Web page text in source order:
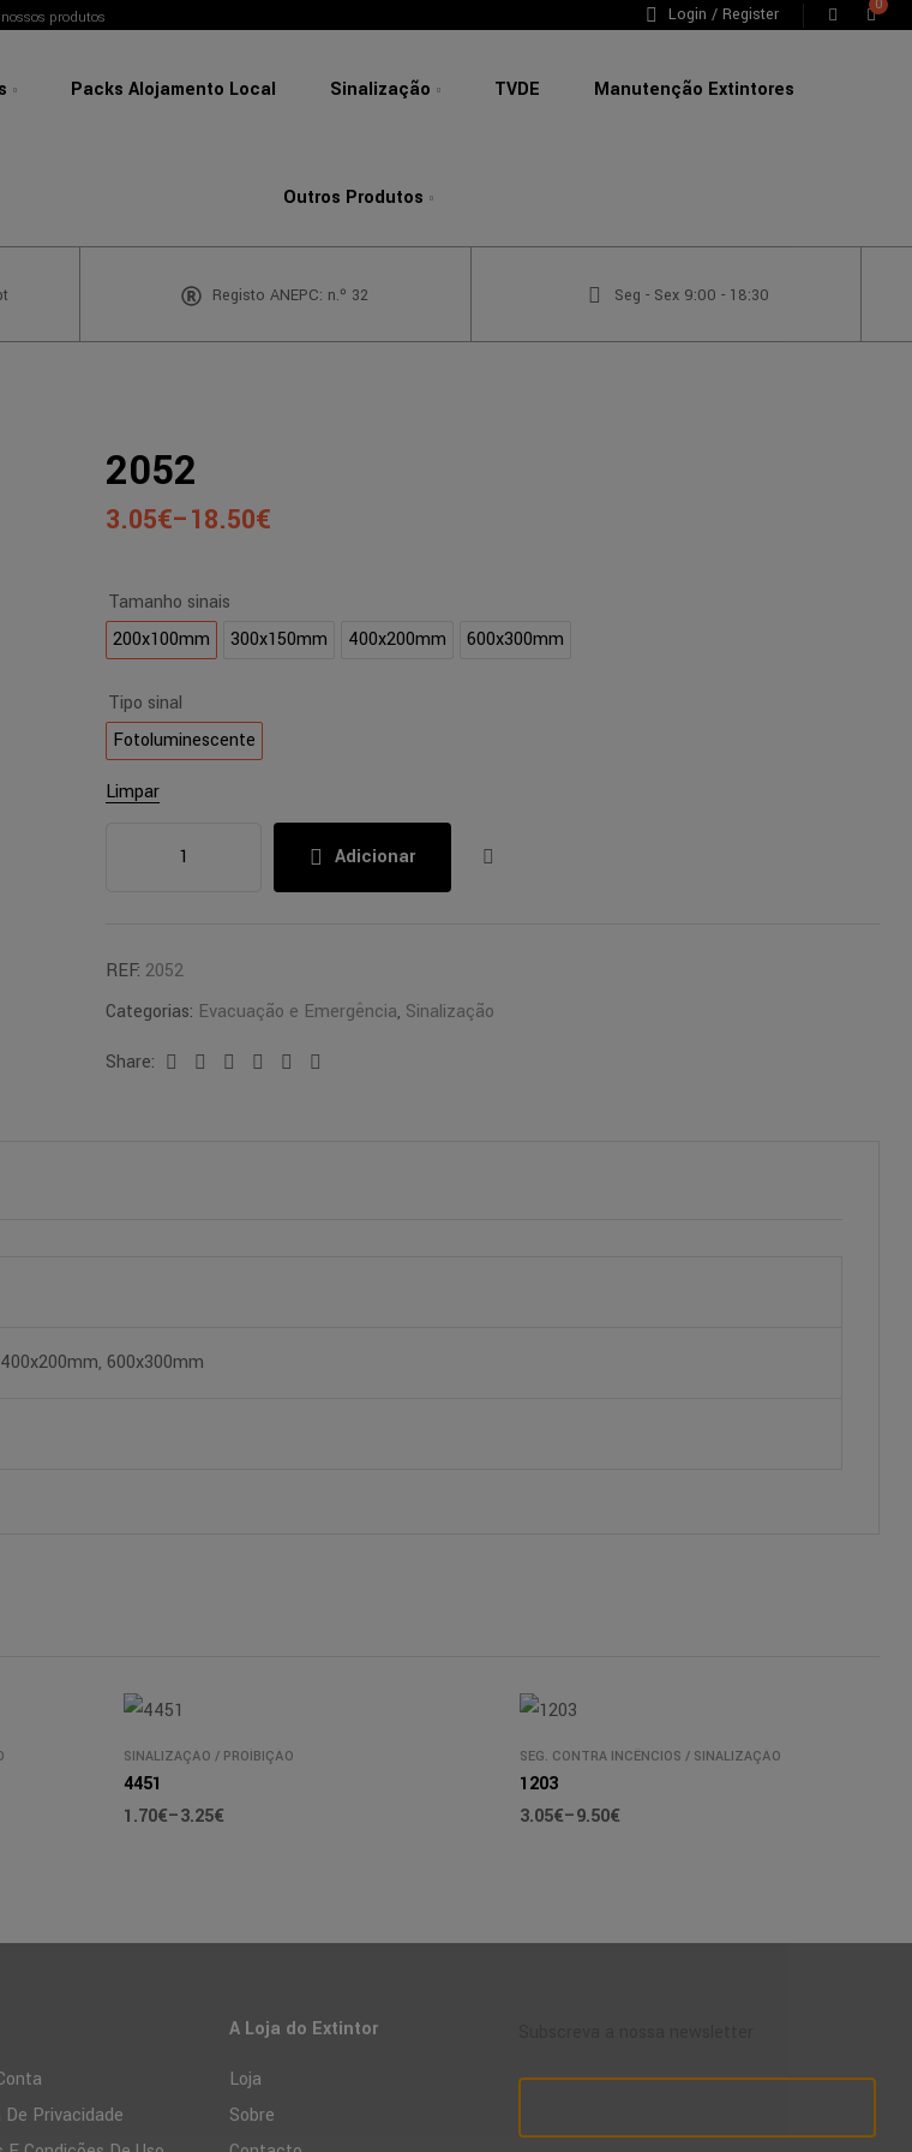
produtos Login / Register
0
Packs Alojamento Local Sinalização TVDE Manutenção Extintores
Outros Produtos
Registo ANEPC: n.º 32 Seg - Sex 9:00 - 18:30
2052
3.05€–18.50€
Tamanho sinais
200x100mm
300x150mm 400x200mm 600x300mm
Tipo sinal
Fotoluminescente
Limpar
Adicionar
REF: 2052
Categorias: Evacuação e Emergência, Sinalização
Share:
Facebook
TwitterLinkedinGoogle+Pinterest
600x300mm
SINALIZAÇÃO / PROÍBIÇÃO
4451
1.70€–3.25€
SEG. CONTRA INCÊNCIOS / SINALIZAÇÃO
1203
3.05€–9.50€
Privacidade
A Loja do Extintor
Loja
Sobre